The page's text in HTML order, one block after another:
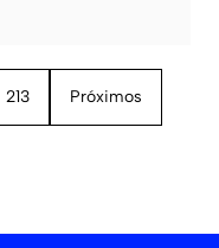
213 Próximos